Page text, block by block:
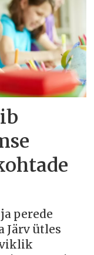
perede
Järv ütles